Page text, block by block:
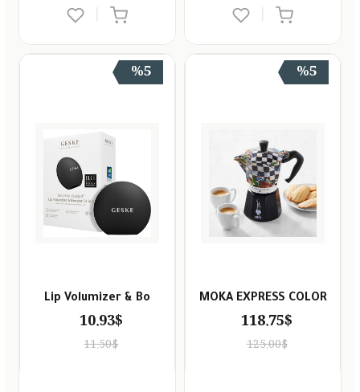
%5
MOKA EXPRESS COLOR
118.75$
125.00$
%5
Lip Volumizer & Bo
10.93$
11.50$